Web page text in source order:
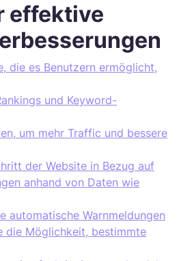
effektive
die es Benutzern ermöglicht,
und Keyword-
um mehr Traffic und bessere
der Website in Bezug auf
anhand von Daten wie
Warnmeldungen
die Möglichkeit, bestimmte